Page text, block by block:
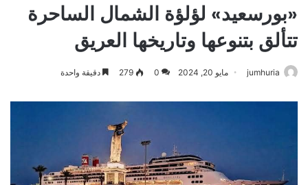
«بورسعيد» لؤلؤة الشمال الساحرة
تتألق بتنوعها وتاريخها العريق
jumhuria مايو 20, 2024 0
279 دقيقة واحدة